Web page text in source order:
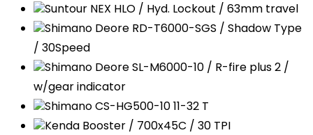
Suntour NEX HLO / Hyd. Lockout / 63mm travel
Shimano Deore RD-T6000-SGS / Shadow Type
/ 30Speed
Shimano Deore SL-M6000-10 / R-fire plus 2 /
w/gear indicator
Shimano CS-HG500-10 11-32 T
Kenda Booster / 700x45C / 30 TPI